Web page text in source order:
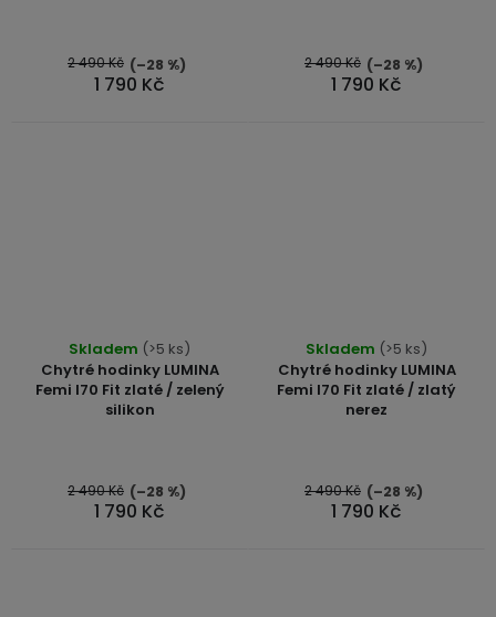
1 790 Kč
2 490 Kč (–28 %)
1 790 Kč
2 490 Kč (–28 %)
Chytré hodinky LUMINA
Femi I70 Fit zlaté / zelený
silikon
Skladem (>5 ks)
1 790 Kč
2 490 Kč (–28 %)
Chytré hodinky LUMINA
Femi I70 Fit zlaté / zlatý
nerez
hodnocení
produktu
je
5
hvězdiček.
Skladem (>5 ks)
1 790 Kč
2 490 Kč (–28 %)